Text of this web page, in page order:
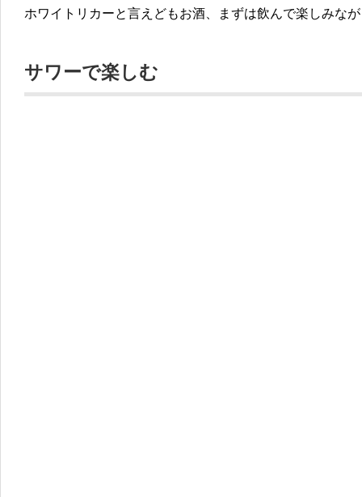
ホワイトリカーと言えどもお酒、まずは飲んで楽しみな
サワーで楽しむ